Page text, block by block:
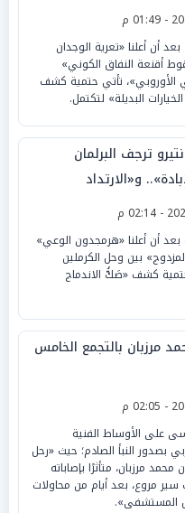
أن أعلنا «تعرية الوجدان
أقنعة النفاق الكوني»
الأوروبي»، تأتي حتمية كشف
البديلة» لتكتمل.
ترجف البرلمان
و«الارتداد
الاستسلام الحتمي
بعد أن أعلنا «هرمجدون الوعي»
بين وحل الكرملين
كشف «صَكُّ الاندماج
مرزبان بالتجمع الخامس
على الأوساط الفنية
بصدور النبأ الصادم؛ حيث «رحل
مرزبان، متأثرًا بإصاباته
مروع، بعد أيام من محاولات
المستشفى».